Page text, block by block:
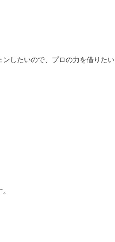
したいので、プロの力を借りたい